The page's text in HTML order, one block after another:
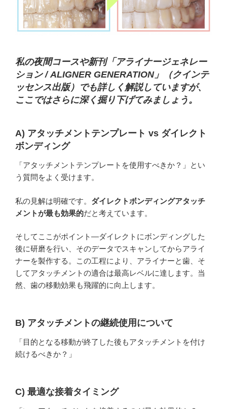
私の夜間コースや新刊「アライナージェネレー
ション / ALIGNER GENERATION」（クインテ
ッセンス出版）でも詳しく解説していますが、
ここではさらに深く掘り下げてみましょう。
A) アタッチメントテンプレート vs ダイレクト
ボンディング
「アタッチメントテンプレートを使用すべきか？」とい
う質問をよく受けます。
私の見解は明確です。 ダイレクトボンディングアタッチ
メントが最も効果的だと考えています。
そしてここがポイント—ダイレクトにボンディングした
後に研磨を行い、そのデータでスキャンしてからアライ
ナーを製作する。この工程により、アライナーと歯、そ
してアタッチメントの適合は最高レベルに達します。当
然、歯の移動効果も飛躍的に向上します。
B) アタッチメントの継続使用について
「目的となる移動が終了した後もアタッチメントを付け
続けるべきか？」
C) 最適な接着タイミング